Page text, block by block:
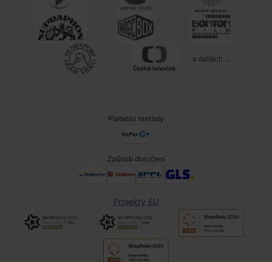
a dalších ...
Platební metody
Způsob doručení
Projekty EU